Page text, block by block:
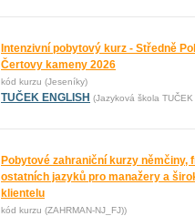
Intenzivní pobytový kurz - Středně
Čertovy kameny 2026
kód kurzu (Jeseníky)
TUČEK ENGLISH (Jazyková škola
Pobytové zahraniční kurzy němčiny,
ostatních jazyků pro manažery a
klientelu
kód kurzu (ZAHRMAN-NJ_FJ))